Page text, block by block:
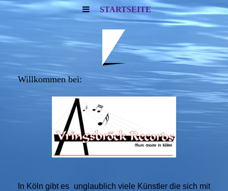
STARTSEITE
Willkommen bei:
In Köln gibt es unglaublich viele Künstler die sich mit